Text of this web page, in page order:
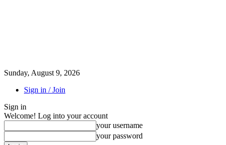
Sunday, August 9, 2026
Sign in / Join
Sign in
Welcome! Log into your account
your username
your password